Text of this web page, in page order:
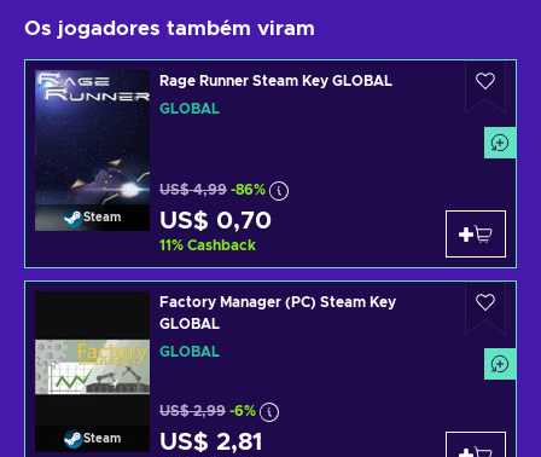
Os jogadores também viram
Steam
Rage Runner Steam Key GLOBAL
GLOBAL
US$ 4,99 -86%
US$ 0,70
11% Cashback
Steam
Factory Manager (PC) Steam Key
GLOBAL
GLOBAL
US$ 2,99 -6%
US$ 2,81